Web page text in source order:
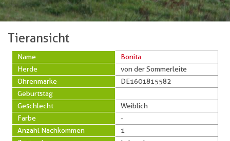
Tieransicht
Name
Bonita
Herde
von der Sommerleite
Ohrenmarke
DE1601815582
Geburtstag
Geschlecht
Weiblich
Farbe
-
Anzahl Nachkommen
1